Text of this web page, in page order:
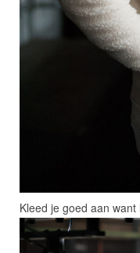
Kleed je goed aan